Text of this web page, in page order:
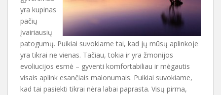
yra kupinas
pačių
įvairiausių
patogumų. Puikiai suvokiame tai, kad jų mūsų aplinkoje
yra tikrai ne vienas. Tačiau, tokia ir yra žmonijos
evoliucijos esmė – gyventi komfortabiliau ir mėgautis
visais aplink esančiais malonumais. Puikiai suvokiame,
kad tai pasiekti tikrai nėra labai paprasta. Visų pirma,